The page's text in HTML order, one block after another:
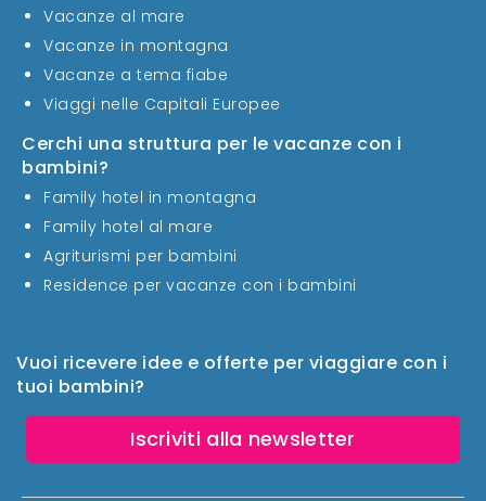
Vuoi ricevere idee e offerte per viaggiare con i
tuoi bambini?
Iscriviti alla newsletter
Vacanze al mare
Vacanze in montagna
Vacanze a tema fiabe
Viaggi nelle Capitali Europee
Cerchi una struttura per le vacanze con i
bambini?
Family hotel in montagna
Family hotel al mare
Agriturismi per bambini
Residence per vacanze con i bambini